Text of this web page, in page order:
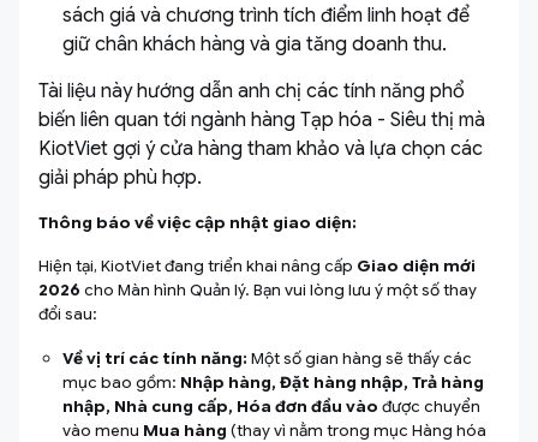
sách giá và chương trình tích điểm linh hoạt để
giữ chân khách hàng và gia tăng doanh thu.
Tài liệu này hướng dẫn anh chị các tính năng phổ
biến liên quan tới ngành hàng Tạp hóa - Siêu thị mà
KiotViet gợi ý cửa hàng tham khảo và lựa chọn các
giải pháp phù hợp.
Thông báo về việc cập nhật giao diện:
Hiện tại, KiotViet đang triển khai nâng cấp Giao diện mới
2026 cho Màn hình Quản lý. Bạn vui lòng lưu ý một số thay
đổi sau:
Về vị trí các tính năng: Một số gian hàng sẽ thấy các
mục bao gồm: Nhập hàng, Đặt hàng nhập, Trả hàng
nhập, Nhà cung cấp, Hóa đơn đầu vào được chuyển
vào menu Mua hàng (thay vì nằm trong mục Hàng hóa